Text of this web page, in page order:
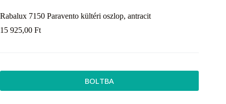
Rabalux 7150 Paravento kültéri oszlop, antracit
15 925,00 Ft
BOLTBA